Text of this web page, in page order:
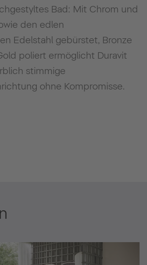
Bad: Mit Chrom und
den edlen
Edelstahl gebürstet, Bronze
poliert ermöglicht Duravit
stimmige
ohne Kompromisse.